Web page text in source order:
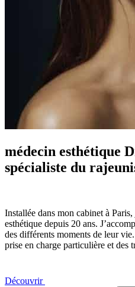
médecin esthétique
spécialiste du
Installée dans mon cabinet à
esthétique depuis 20 ans.
des différents moments de leur
prise en charge particulière et des
Découvrir